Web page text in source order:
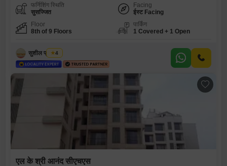
फर्निशिंग स्थिति
सुसज्जित
Facing
ईस्ट Facing
Floor
8th of 9 Floors
पार्किंग
1 Covered + 1 Open
सुशील प्रजापति
4
एल के श्री आनंद सीएचएस